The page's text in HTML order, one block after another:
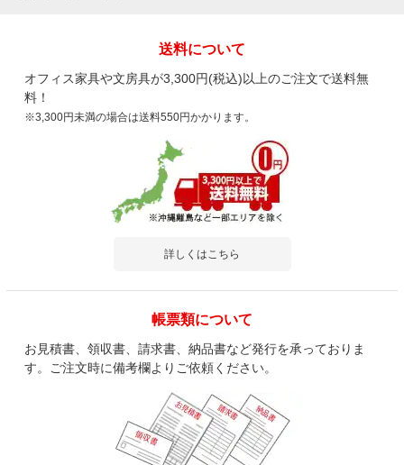
送料について
オフィス家具や文房具が3,300円(税込)以上のご注文で送料無
料！
※3,300円未満の場合は送料550円かかります。
詳しくはこちら
帳票類について
お見積書、領収書、請求書、納品書など発行を承っておりま
す。ご注文時に備考欄よりご依頼ください。